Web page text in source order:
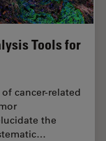
Tools for
cancer-related
the